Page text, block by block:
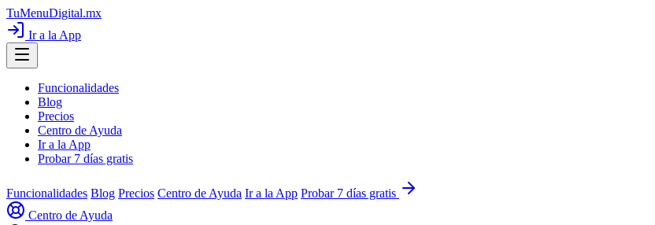
TuMenuDigital.mx
Ir a la App
Funcionalidades
Blog
Precios
Centro de Ayuda
Ir a la App
Probar 7 días gratis
Funcionalidades Blog Precios Centro de Ayuda Ir a la App Probar 7 días gratis
Centro de Ayuda